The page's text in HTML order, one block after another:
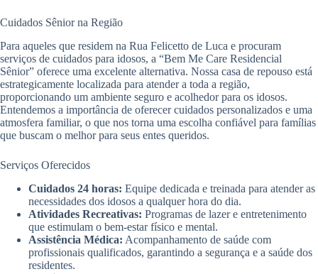
Cuidados Sênior na Região
Para aqueles que residem na Rua Felicetto de Luca e procuram
serviços de cuidados para idosos, a “Bem Me Care Residencial
Sênior” oferece uma excelente alternativa. Nossa casa de repouso está
estrategicamente localizada para atender a toda a região,
proporcionando um ambiente seguro e acolhedor para os idosos.
Entendemos a importância de oferecer cuidados personalizados e uma
atmosfera familiar, o que nos torna uma escolha confiável para famílias
que buscam o melhor para seus entes queridos.
Serviços Oferecidos
Cuidados 24 horas: Equipe dedicada e treinada para atender as
necessidades dos idosos a qualquer hora do dia.
Atividades Recreativas: Programas de lazer e entretenimento
que estimulam o bem-estar físico e mental.
Assistência Médica: Acompanhamento de saúde com
profissionais qualificados, garantindo a segurança e a saúde dos
residentes.